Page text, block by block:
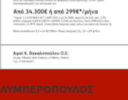
ΛΥΜΠΕΡΟΠΟΥΛΟΣ